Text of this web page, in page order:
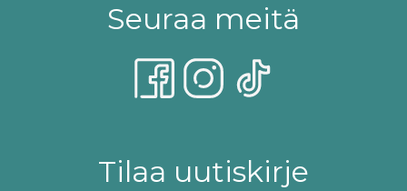
Seuraa meitä
Tilaa uutiskirje